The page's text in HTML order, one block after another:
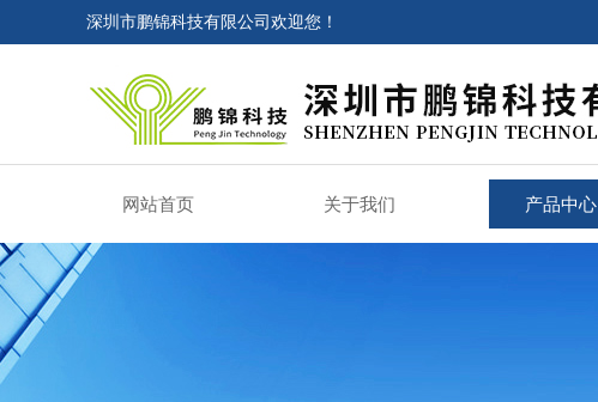
深圳市鹏锦科技有限公司欢迎您！
网站首页 关于我们 产品中心